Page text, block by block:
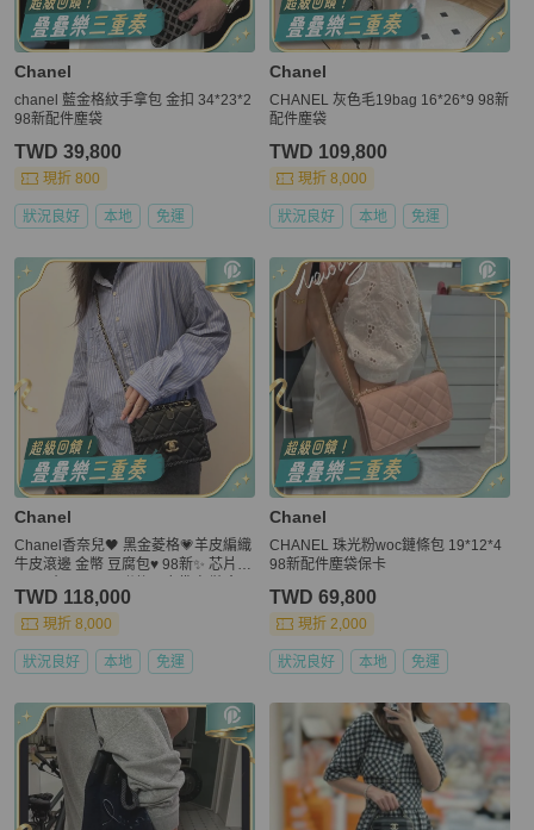
Chanel
chanel 藍金格紋手拿包 金扣 34*23*2
98新配件塵袋
TWD 39,800
現折 800
狀況良好 本地 免運
Chanel
CHANEL 灰色毛19bag 16*26*9 98新
配件塵袋
TWD 109,800
現折 8,000
狀況良好 本地 免運
Chanel
Chanel香奈兒🖤 黑金菱格💗羊皮編織
牛皮滾邊 金幣 豆腐包♥️ 98新✨ 芯片款
TWD 118,000
現折 8,000
狀況良好 本地 免運
Chanel
CHANEL 珠光粉woc鏈條包 19*12*4
98新配件塵袋保卡
TWD 69,800
現折 2,000
狀況良好 本地 免運